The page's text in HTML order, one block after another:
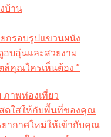
บ้าน
กรอบรูปแขวนผนัง
บอุ่นและสวยงาม
คุณใครเห็นต้อง ”
ภาพท่องเที่ยว
ดใสให้กับพื้นที่ของคุณ
ากาศใหม่ให้เข้ากับคุณ